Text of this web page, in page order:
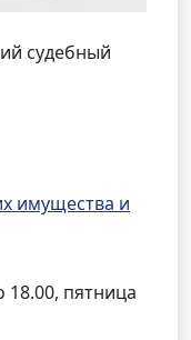
судебный
имущества и
18.00, пятница